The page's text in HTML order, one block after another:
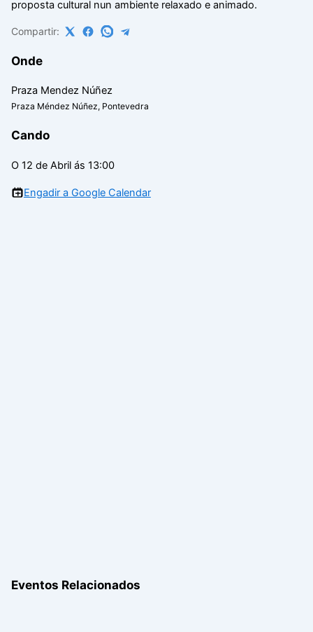
proposta cultural nun ambiente relaxado e animado.
Compartir:
Onde
Praza Mendez Núñez
Praza Méndez Núñez, Pontevedra
Cando
O 12 de Abril ás 13:00
Engadir a Google Calendar
Eventos Relacionados